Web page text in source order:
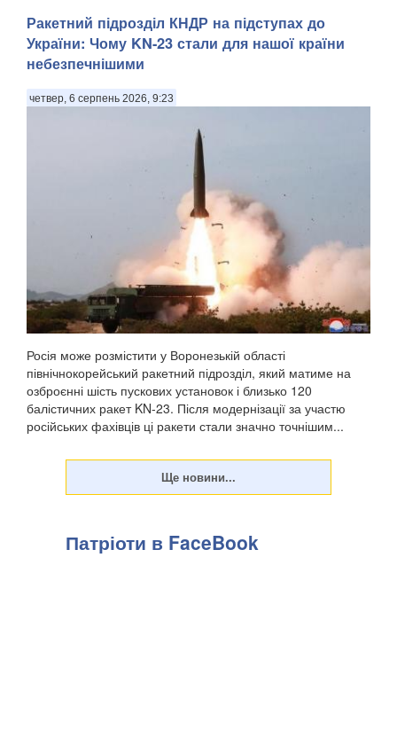
Ракетний підрозділ КНДР на підступах до
України: Чому KN-23 стали для нашої країни
небезпечнішими
четвер, 6 серпень 2026, 9:23
Росія може розмістити у Воронезькій області
північнокорейський ракетний підрозділ, який матиме на
озброєнні шість пускових установок і близько 120
балістичних ракет KN-23. Після модернізації за участю
російських фахівців ці ракети стали значно точнішим...
Патріоти в FaceBook